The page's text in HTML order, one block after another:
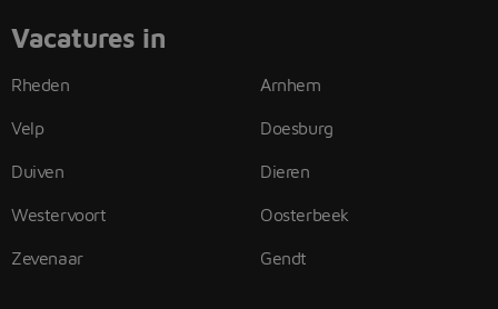
Vacatures in
Rheden
Velp
Duiven
Westervoort
Zevenaar
Arnhem
Doesburg
Dieren
Oosterbeek
Gendt